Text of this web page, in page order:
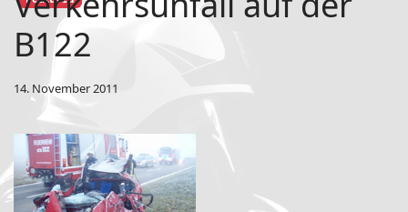
B122
14. November 2011